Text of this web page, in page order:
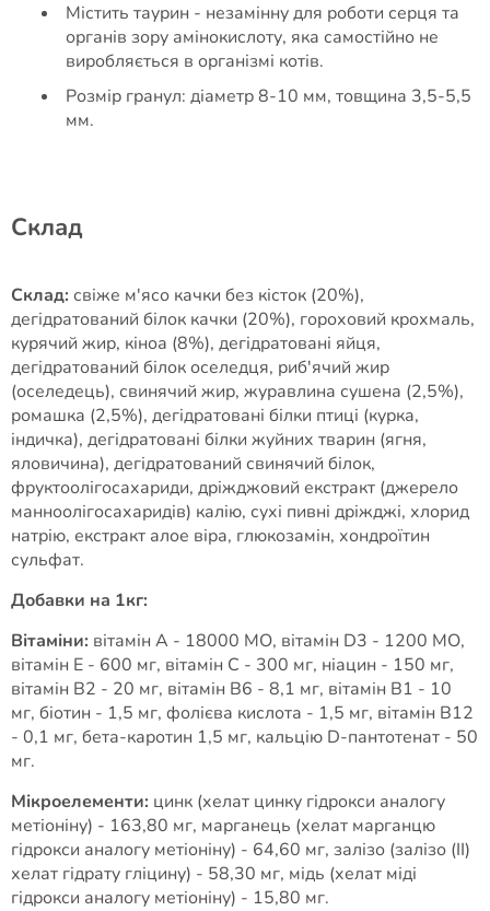
Містить таурин - незамінну для роботи серця та
органів зору амінокислоту, яка самостійно не
виробляється в організмі котів.
Розмір гранул: діаметр 8-10 мм, товщина 3,5-5,5
мм.
Cклад
Склад: свіже м'ясо качки без кісток (20%),
дегідратований білок качки (20%), гороховий крохмаль,
курячий жир, кіноа (8%), дегідратовані яйця,
дегідратований білок оселедця, риб'ячий жир
(оселедець), свинячий жир, журавлина сушена (2,5%),
ромашка (2,5%), дегідратовані білки птиці (курка,
індичка), дегідратовані білки жуйних тварин (ягня,
яловичина), дегідратований свинячий білок,
фруктоолігосахариди, дріжджовий екстракт (джерело
манноолігосахаридів) калію, сухі пивні дріжджі, хлорид
натрію, екстракт алое віра, глюкозамін, хондроїтин
сульфат.
Добавки на 1кг:
Вітаміни: вітамін А - 18000 МО, вітамін D3 - 1200 МО,
вітамін Е - 600 мг, вітамін С - 300 мг, ніацин - 150 мг,
вітамін В2 - 20 мг, вітамін В6 - 8,1 мг, вітамін В1 - 10
мг, біотин - 1,5 мг, фолієва кислота - 1,5 мг, вітамін В12
- 0,1 мг, бета-каротин 1,5 мг, кальцію D-пантотенат - 50
мг.
Мікроелементи: цинк (хелат цинку гідрокси аналогу
метіоніну) - 163,80 мг, марганець (хелат марганцю
гідрокси аналогу метіоніну) - 64,60 мг, залізо (залізо (II)
хелат гідрату гліцину) - 58,30 мг, мідь (хелат міді
гідрокси аналогу метіоніну) - 15,80 мг.